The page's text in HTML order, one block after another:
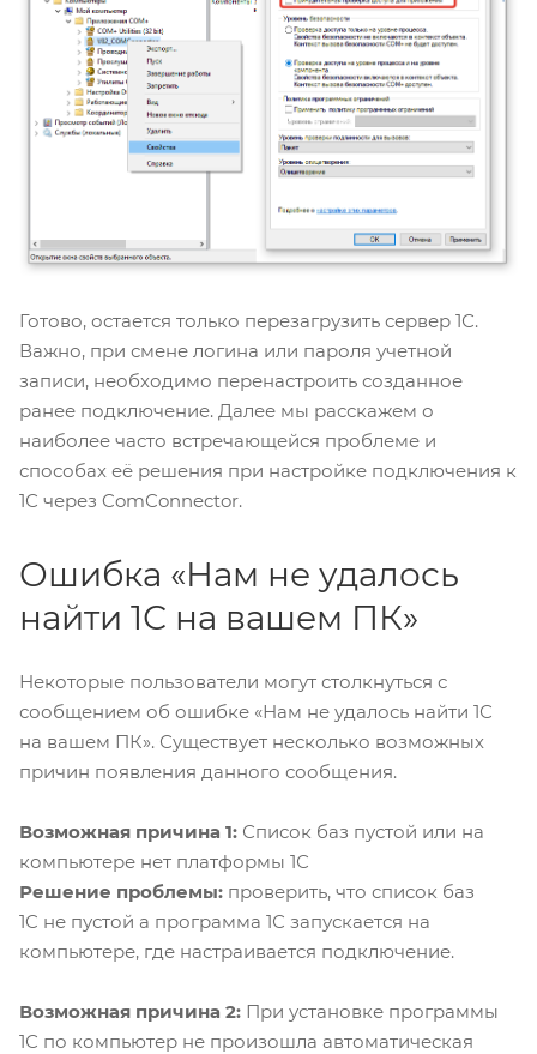
Готово, остается только перезагрузить сервер 1С.
Важно, при смене логина или пароля учетной
записи, необходимо перенастроить созданное
ранее подключение. Далее мы расскажем о
наиболее часто встречающейся проблеме и
способах её решения при настройке подключения к
1С через ComConnector.
Ошибка «Нам не удалось
найти 1С на вашем ПК»
Некоторые пользователи могут столкнуться с
сообщением об ошибке «Нам не удалось найти 1С
на вашем ПК». Существует несколько возможных
причин появления данного сообщения.
Возможная причина 1: Список баз пустой или на
компьютере нет платформы 1С
Решение проблемы: проверить, что список баз
1C не пустой а программа 1С запускается на
компьютере, где настраивается подключение.
Возможная причина 2: При установке программы
1С по компьютер не произошла автоматическая